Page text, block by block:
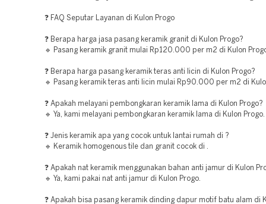
❓ FAQ Seputar Layanan di Kulon Progo
❓ Berapa harga jasa pasang keramik granit di Kulon Progo?
🔹 Pasang keramik granit mulai Rp120.000 per m2 di Kulon
❓ Berapa harga pasang keramik teras anti licin di Kulon Progo?
🔹 Pasang keramik teras anti licin mulai Rp90.000 per m2 di
❓ Apakah melayani pembongkaran keramik lama di Kulon Progo?
🔹 Ya, kami melayani pembongkaran keramik lama di Kulon Progo.
❓ Jenis keramik apa yang cocok untuk lantai rumah di ?
🔹 Keramik homogenous tile dan granit cocok di .
❓ Apakah nat keramik menggunakan bahan anti jamur di Kulon
🔹 Ya, kami pakai nat anti jamur di Kulon Progo.
❓ Apakah bisa pasang keramik dinding dapur motif batu alam di